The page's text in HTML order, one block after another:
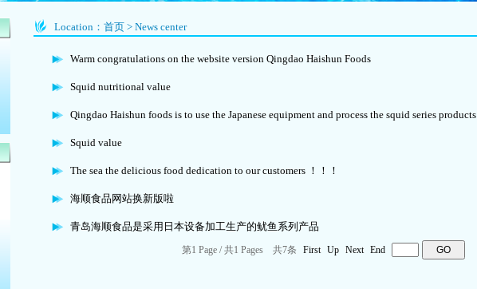
Location： 首页 > News center
Warm congratulations on the website version Qingdao Haishun Foods
Squid nutritional value
Qingdao Haishun foods is to use the Japanese equipment and process the squid series products
Squid value
The sea the delicious food dedication to our customers ！！！
海顺食品网站换新版啦
青岛海顺食品是采用日本设备加工生产的鱿鱼系列产品
第1 Page /共1 Pages 共7条 First Up Next End